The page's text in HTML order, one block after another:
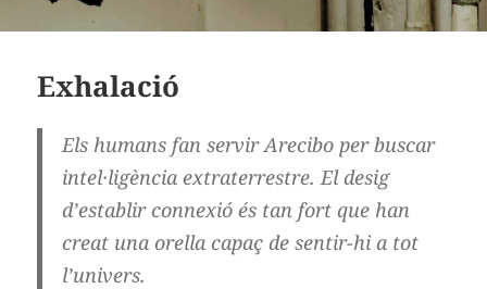
Exhalació
Els humans fan servir Arecibo per buscar
intel·ligència extraterrestre. El desig
d’establir connexió és tan fort que han
creat una orella capaç de sentir-hi a tot
l’univers.